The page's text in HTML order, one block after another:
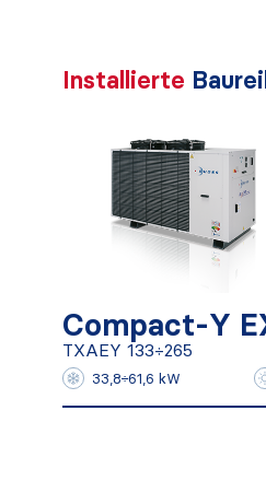
Installierte
Compact-Y
TXAEY 133÷265
33,8÷61,6 kW
Compact-Y
Mehr herausfinden